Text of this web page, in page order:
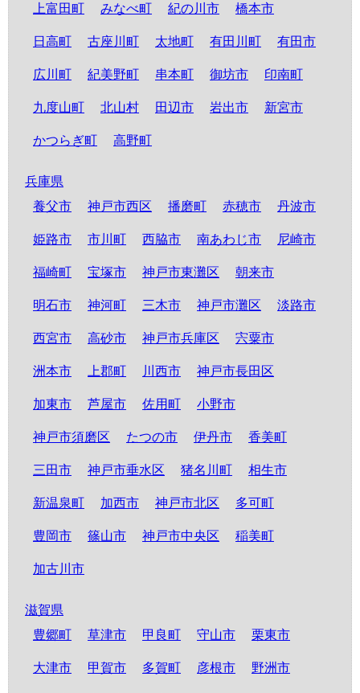
上富田町 みなべ町 紀の川市 橋本市
日高町 古座川町 太地町 有田川町 有田市
広川町 紀美野町 串本町 御坊市 印南町
九度山町 北山村 田辺市 岩出市 新宮市
かつらぎ町 高野町
兵庫県
養父市
神戸市西区 播磨町 赤穂市 丹波市
姫路市 市川町 西脇市 南あわじ市 尼崎市
福崎町 宝塚市 神戸市東灘区 朝来市
明石市 神河町 三木市 神戸市灘区 淡路市
西宮市 高砂市 神戸市兵庫区 宍粟市
洲本市 上郡町 川西市 神戸市長田区
加東市 芦屋市 佐用町 小野市
神戸市須磨区 たつの市 伊丹市 香美町
三田市 神戸市垂水区 猪名川町 相生市
新温泉町 加西市 神戸市北区 多可町
豊岡市 篠山市 神戸市中央区 稲美町
加古川市
滋賀県
豊郷町
草津市 甲良町 守山市 栗東市
大津市 甲賀市 多賀町 彦根市 野洲市